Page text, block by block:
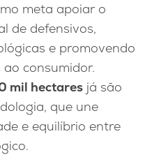
meta apoiar o
de defensivos,
e promovendo
consumidor.
mil hectares já são
que une
e equilíbrio entre